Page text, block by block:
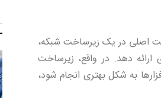
اصلی در یک زیرساخت شبکه،
دهد. در واقع، زیرساخت
به شکل بهتری انجام شود،